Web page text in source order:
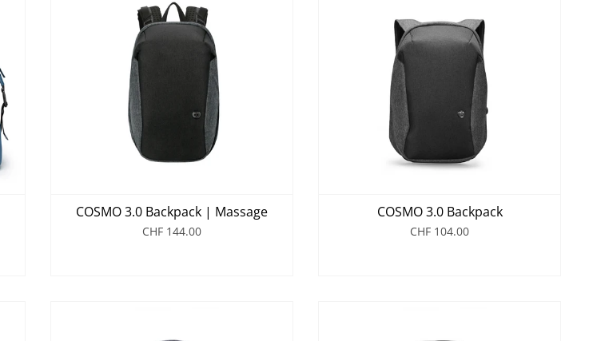
COSMO 3.0 Backpack | Massage
CHF 144.00
COSMO 3.0 Backpack
CHF 104.00